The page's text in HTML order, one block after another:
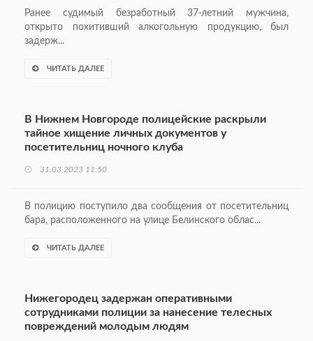
Ранее судимый безработный 37-летний мужчина,
открыто похитивший алкогольную продукцию, был
задерж...
ЧИТАТЬ ДАЛЕЕ
В Нижнем Новгороде полицейские раскрыли
тайное хищение личных документов у
посетительниц ночного клуба
31.03.2023 11:50
В полицию поступило два сообщения от посетительниц
бара, расположенного на улице Белинского облас...
ЧИТАТЬ ДАЛЕЕ
Нижегородец задержан оперативными
сотрудниками полиции за нанесение телесных
повреждений молодым людям